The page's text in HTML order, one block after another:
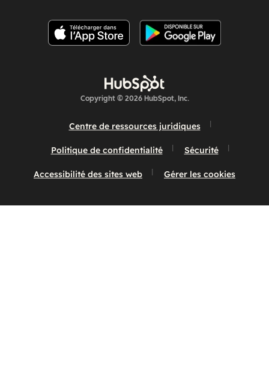
Copyright © 2026 HubSpot, Inc.
Centre de ressources juridiques
Politique de confidentialité Sécurité
Accessibilité des sites web Gérer les cookies